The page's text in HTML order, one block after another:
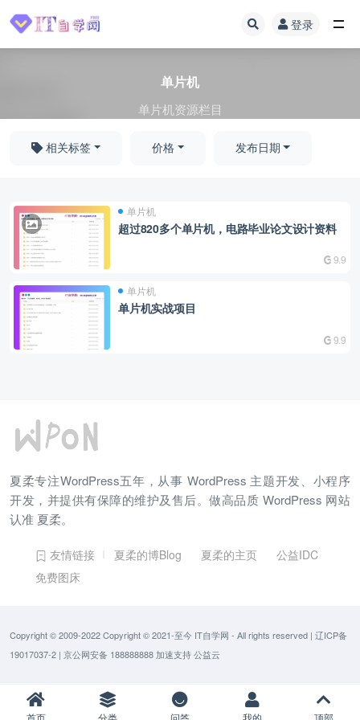
登录
单片机
单片机资源栏目
相关标签 价格 发布日期
单片机
超过820多个单片机，电路毕业论文设计资料
9.9
单片机
单片机实战项目
9.9
夏柔专注WordPress五年，从事 WordPress 主题开发、小程序
开发，并提供有保障的维护及售后。做高品质 WordPress 网站
认准 夏柔。
友情链接 夏柔的博Blog 夏柔的主页
公益IDC
免费图床
Copyright © 2009-2022 Copyright © 2021-至今 IT自学网 - All rights reserved | 辽ICP备
19017037-2 | 京公网安备 188888888加速支持公益云
首页 分类 问答 我的 顶部